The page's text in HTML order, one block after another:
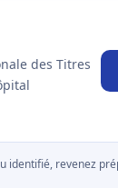
des Titres
identifié, revenez